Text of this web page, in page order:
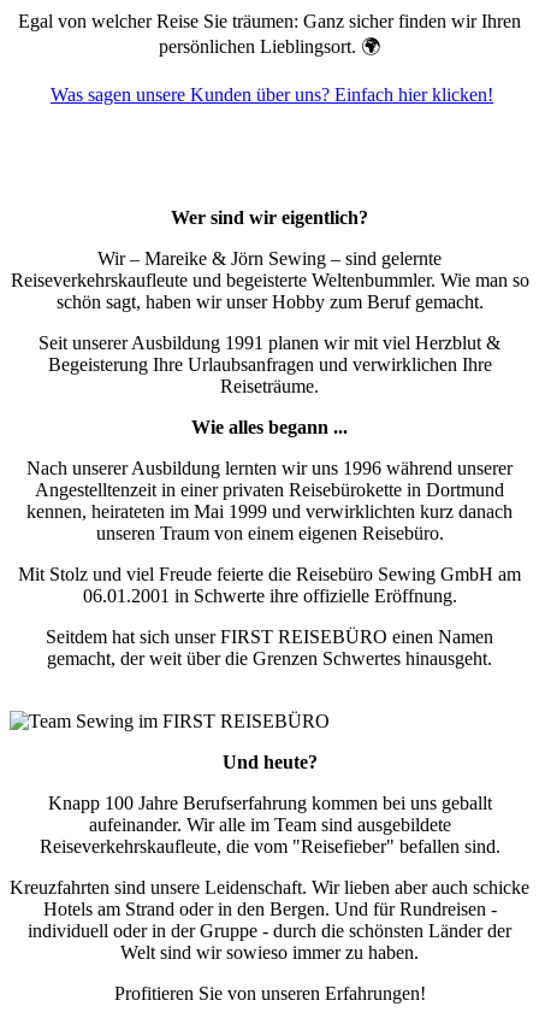
Egal von welcher Reise Sie träumen: Ganz sicher finden wir Ihren
persönlichen Lieblingsort. 🌍
Was sagen unsere Kunden über uns? Einfach hier klicken!
Wer sind wir eigentlich?
Wir – Mareike & Jörn Sewing – sind gelernte
Reiseverkehrskaufleute und begeisterte Weltenbummler. Wie man so
schön sagt, haben wir unser Hobby zum Beruf gemacht.
Seit unserer Ausbildung 1991 planen wir mit viel Herzblut &
Begeisterung Ihre Urlaubsanfragen und verwirklichen Ihre
Reiseträume.
Wie alles begann ...
Nach unserer Ausbildung lernten wir uns 1996 während unserer
Angestelltenzeit in einer privaten Reisebürokette in Dortmund
kennen, heirateten im Mai 1999 und verwirklichten kurz danach
unseren Traum von einem eigenen Reisebüro.
Mit Stolz und viel Freude feierte die Reisebüro Sewing GmbH am
06.01.2001 in Schwerte ihre offizielle Eröffnung.
Seitdem hat sich unser FIRST REISEBÜRO einen Namen
gemacht, der weit über die Grenzen Schwertes hinausgeht.
Und heute?
Knapp 100 Jahre Berufserfahrung kommen bei uns geballt
aufeinander. Wir alle im Team sind ausgebildete
Reiseverkehrskaufleute, die vom "Reisefieber" befallen sind.
Kreuzfahrten sind unsere Leidenschaft. Wir lieben aber auch schicke
Hotels am Strand oder in den Bergen. Und für Rundreisen -
individuell oder in der Gruppe - durch die schönsten Länder der
Welt sind wir sowieso immer zu haben.
Profitieren Sie von unseren Erfahrungen!